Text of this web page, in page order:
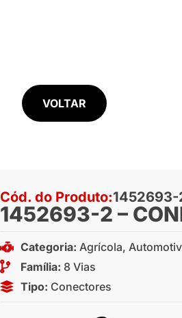
VOLTAR
Cód. do Produto:1452693-
1452693-2 –
Categoria: Agrícola,
Família: 8 Vias
Tipo: Conectores